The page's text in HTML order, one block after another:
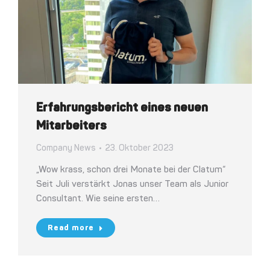
Erfahrungsbericht eines neuen
Mitarbeiters
Company News 23. Oktober 2023
„Wow krass, schon drei Monate bei der Clatum“
Seit Juli verstärkt Jonas unser Team als Junior
Consultant. Wie seine ersten…
Read more